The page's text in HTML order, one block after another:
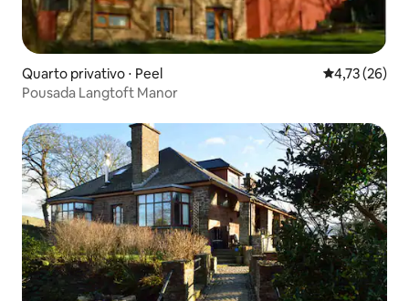
Quarto privativo ⋅ Peel 4,73 de uma
4,73 (26)
Pousada Langtoft Manor